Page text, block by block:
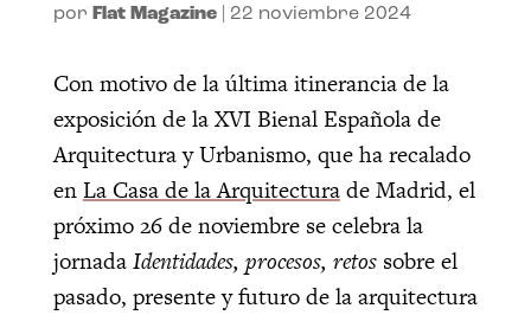
por Flat Magazine| 22 noviembre 2024
Con motivo de la última itinerancia de la
exposición de la XVI Bienal Española de
Arquitectura y Urbanismo, que ha recalado
enLa Casa de la Arquitecturade Madrid, el
próximo 26 de noviembre se celebra la
jornadaIdentidades, procesos, retossobre el
pasado, presente y futuro de la arquitectura